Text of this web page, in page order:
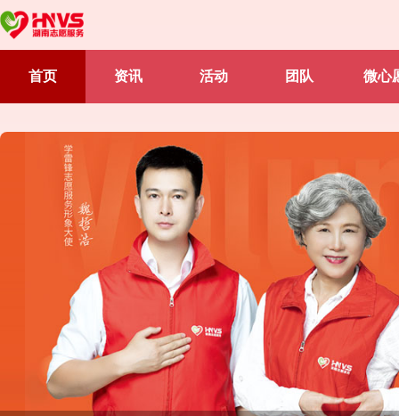
首页 资讯 活动 团队 微心